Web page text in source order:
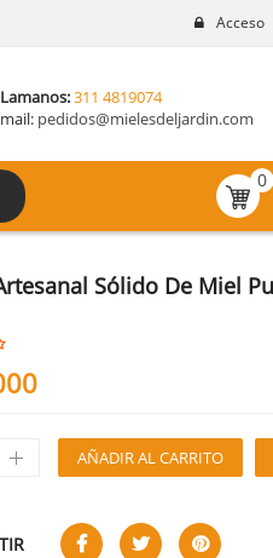
Acceso
311 4819074
pedidos@mielesdeljardin.com
0
Sólido De Miel
AÑADIR AL CARRITO